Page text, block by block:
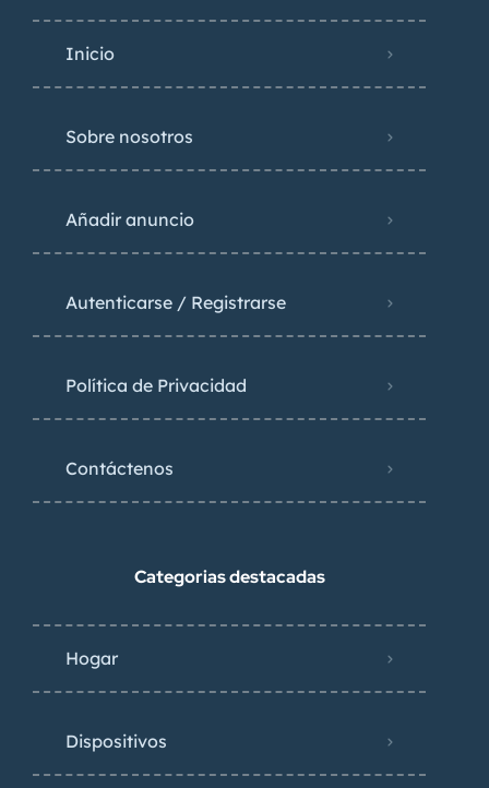
Inicio
Sobre nosotros
Añadir anuncio
Autenticarse / Registrarse
Política de Privacidad
Contáctenos
Categorias destacadas
Hogar
Dispositivos